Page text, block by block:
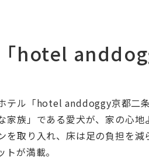
hotel
テル「hotel anddoggy京都二条
族」である愛犬が、家の心地
取り入れ、床は足の負担を
が満載。